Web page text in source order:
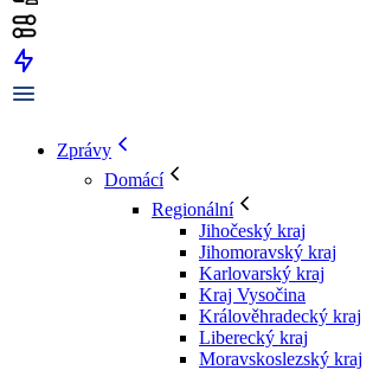
Zprávy
Domácí
Regionální
Jihočeský kraj
Jihomoravský kraj
Karlovarský kraj
Kraj Vysočina
Králověhradecký kraj
Liberecký kraj
Moravskoslezský kraj